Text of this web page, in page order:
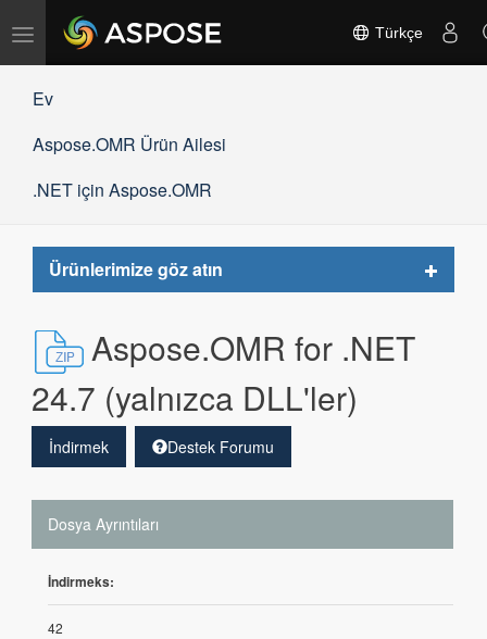
Gezinmeyi
Türkçe
Ev
Aspose.OMR Ürün Ailesi
.NET için Aspose.OMR
Ürünlerimize göz atın
Toggle
Aspose.OMR for .NET
24.7 (yalnızca DLL'ler)
İndirmek Destek Forumu
Dosya Ayrıntıları
İndirmeks:
42